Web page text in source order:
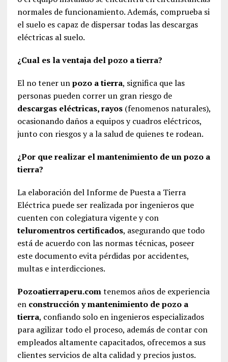
normales de funcionamiento. Además, comprueba si
el suelo es capaz de dispersar todas las descargas
eléctricas al suelo.
¿Cual es la ventaja del pozo a tierra?
El no tener unpozo a tierra, significa que las
personas pueden correr un gran riesgo de
descargas eléctricas, rayos(fenomenos naturales),
ocasionando daños a equipos y cuadros eléctricos,
junto con riesgos y a la salud de quienes te rodean.
¿Por que realizar el mantenimiento de un pozo a
tierra?
La elaboración del Informe de Puesta a Tierra
Eléctrica puede ser realizada por ingenieros que
cuenten con colegiatura vigente y con
teluromentros certificados, asegurando que todo
está de acuerdo con las normas técnicas, poseer
este documento evita pérdidas por accidentes,
multas e interdicciones.
Pozoatierraperu.comtenemos años de experiencia
en construcción y mantenimiento de pozo a
tierra, confiando solo en ingenieros especializados
para agilizar todo el proceso, además de contar con
empleados altamente capacitados, ofrecemos a sus
clientes servicios de alta calidad y precios justos.